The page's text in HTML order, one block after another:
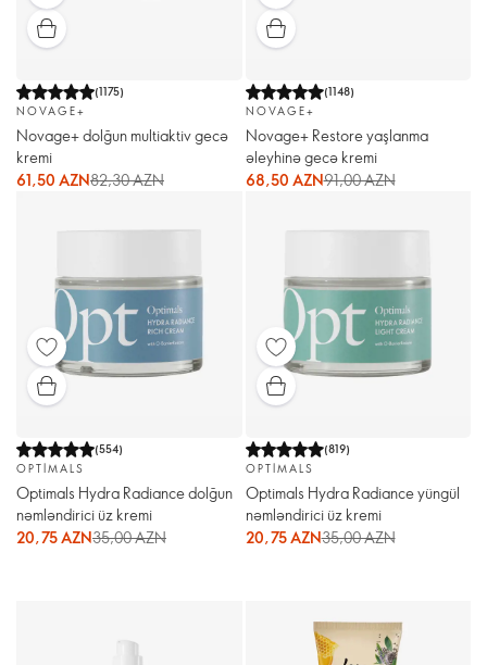
(1175)
NOVAGE+
Novage+ dolğun multiaktiv gecə
kremi
61,50 AZN82,30 AZN
(1148)
NOVAGE+
Novage+ Restore yaşlanma
əleyhinə gecə kremi
68,50 AZN91,00 AZN
(554)
OPTIMALS
Optimals Hydra Radiance dolğun
nəmləndirici üz kremi
20,75 AZN35,00 AZN
(819)
OPTIMALS
Optimals Hydra Radiance yüngül
nəmləndirici üz kremi
20,75 AZN35,00 AZN